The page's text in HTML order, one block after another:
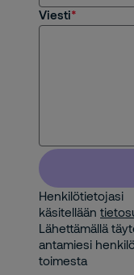
Viesti
Henkilötietojasi
käsitellään
Lähettämällä
antamiesi
toimesta